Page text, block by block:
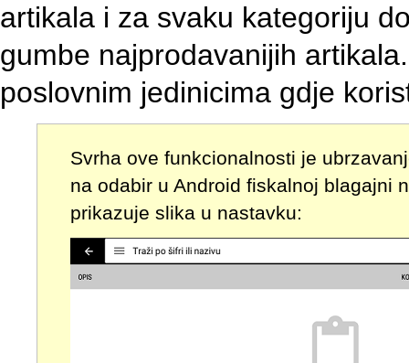
artikala i za svaku kategoriju
gumbe najprodavanijih
poslovnim jedinicima gdje
Svrha ove funkcionalnosti je
na odabir u Android fiskalnoj blagajni
prikazuje slika u nastavku: